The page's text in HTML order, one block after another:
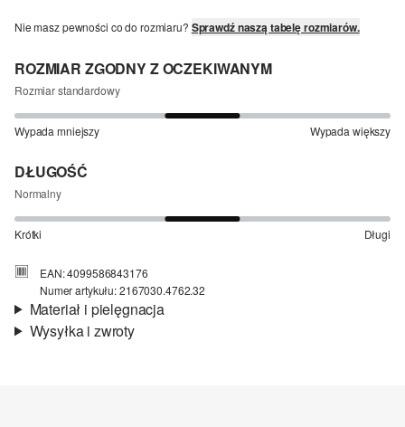
Nie masz pewności co do rozmiaru? Sprawdź naszą tabelę rozmiarów.
ROZMIAR ZGODNY Z OCZEKIWANYM
Rozmiar standardowy
Wypada mniejszy Wypada większy
DŁUGOŚĆ
Normalny
Krótki Długi
EAN: 4099586843176
Numer artykułu: 2167030.4762.32
Materiał i pielęgnacja
Wysyłka i zwroty